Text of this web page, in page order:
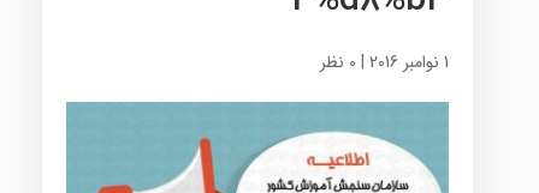
1 نوامبر 2016 | 0 نظر